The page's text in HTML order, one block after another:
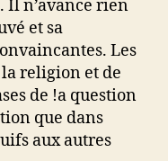
Il n’avance rien
et sa
Les
religion et de
de !a question
que dans
aux autres